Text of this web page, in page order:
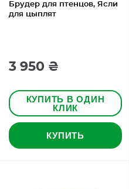
Брудер для птенцов, Ясли
для цыплят
3 950 ₴
КУПИТЬ В ОДИН
КЛИК
КУПИТЬ